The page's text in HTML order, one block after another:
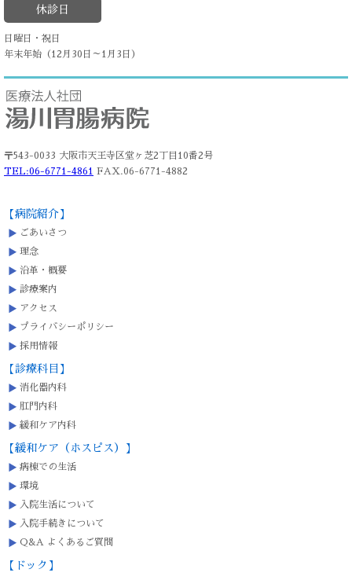
休診日
日曜日・祝日
年末年始（12月30日～1月3日）
〒543-0033 大阪市天王寺区堂ヶ芝2丁目10番2号
TEL:06-6771-4861
FAX.06-6771-4882
【病院紹介】
ごあいさつ
理念
沿革・概要
診療案内
アクセス
プライバシーポリシー
採用情報
【診療科目】
消化器内科
肛門内科
緩和ケア内科
【緩和ケア（ホスピス）】
病棟での生活
環境
入院生活について
入院手続きについて
Q&A よくあるご質問
【ドック】